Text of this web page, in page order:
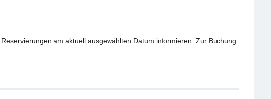
am aktuell ausgewählten Datum informieren. Zur Buchung